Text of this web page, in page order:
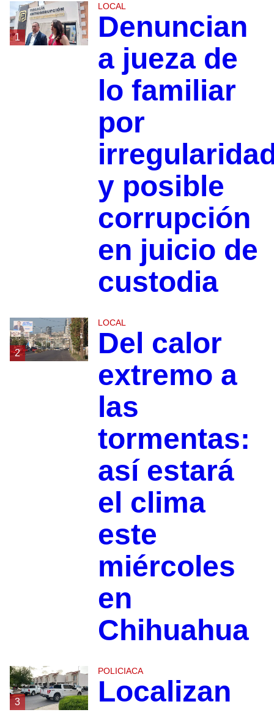
1
LOCAL
Denuncian
a jueza de
lo familiar
por
y posible
corrupción
en juicio de
custodia
2
LOCAL
Del calor
extremo a
las
tormentas:
así estará
el clima
este
miércoles
en
Chihuahua
3
POLICIACA
Localizan